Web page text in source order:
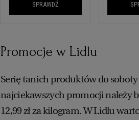
SPRAWDŹ
Promocje w Lidlu
Serię tanich produktów do
najciekawszych promocji należy
12,99 zł za kilogram. W Lidlu